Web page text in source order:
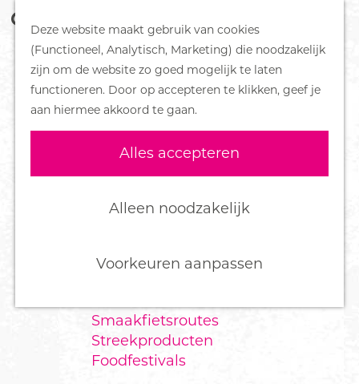
Deze website maakt gebruik van cookies
(Functioneel, Analytisch, Marketing) die noodzakelijk
zijn om de website zo goed mogelijk te laten
functioneren. Door op accepteren te klikken, geef je
aan hiermee akkoord te gaan.
Alles accepteren
Alleen noodzakelijk
Voorkeuren aanpassen
a
o
e
k
e
n
M
e
n
u
DORPEN
Bennekom
De Klomp
Deelen
Ederveen
Harskamp
Hoenderloo
Wekerom
Smaakfietsroutes
Streekproducten
Foodfestivals